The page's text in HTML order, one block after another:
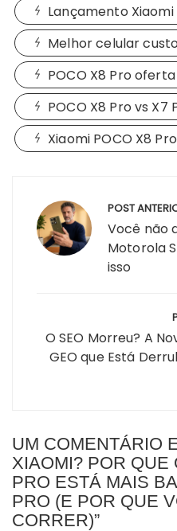
Lançamento
Melhor celular
POCO X8 Pro oferta
POCO X8 Pro vs X7
Xiaomi POCO X8
de
Post
POST
Você não
Motorola
isso
O SEO Morreu? A
GEO que Está
UM COMENTÁRIO
XIAOMI? POR QUE
PRO ESTÁ MAIS
PRO (E POR QUE
CORRER)”